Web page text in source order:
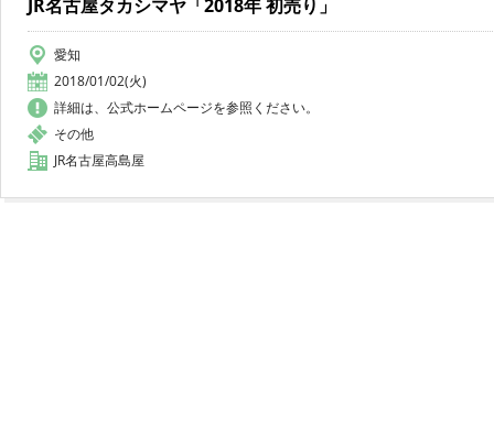
JR名古屋タカシマヤ「2018年 初売り」
愛知
2018/01/02(火)
詳細は、公式ホームページを参照ください。
その他
JR名古屋高島屋